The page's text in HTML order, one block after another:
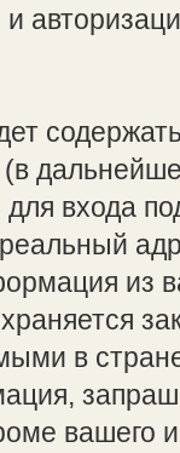
и
входа
из
в
вашего